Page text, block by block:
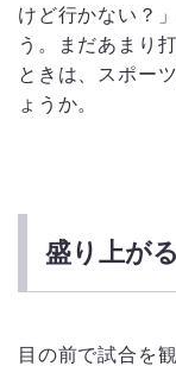
けど行かない？
う。まだあまり
ときは、スポー
ょうか。
盛り上が
目の前で試合を